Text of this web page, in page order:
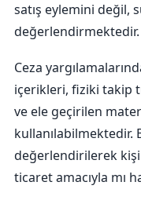
satış eylemini değil,
değerlendirmektedir.
Ceza
içerikleri, fiziki takip
ve ele geçirilen
değerlendirilerek
ticaret amacıyla mı